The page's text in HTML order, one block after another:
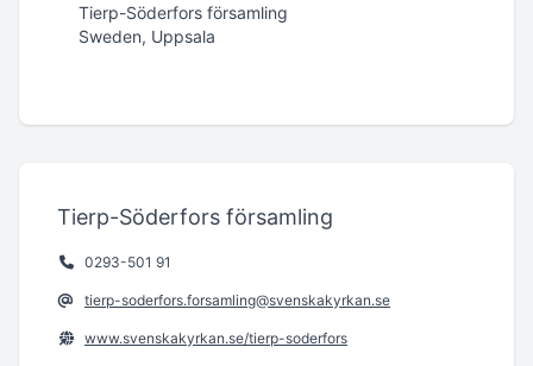
Tierp-Söderfors församling
Sweden, Uppsala
Tierp-Söderfors församling
0293-501 91
tierp-soderfors.forsamling@svenskakyrkan.se
www.svenskakyrkan.se/tierp-soderfors